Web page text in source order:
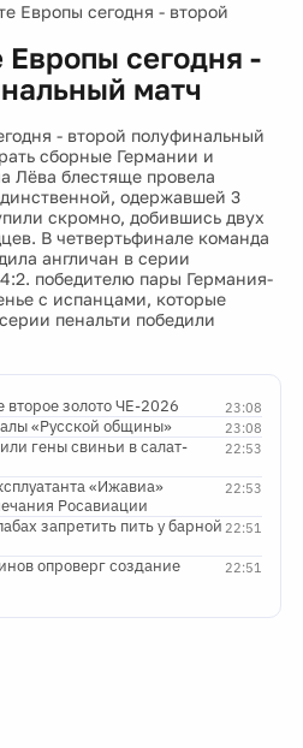
Европы сегодня - второй
сегодня -
матч
- второй полуфинальный
сборные Германии и
Лёва блестяще провела
одержавшей 3
скромно, добившись двух
В четвертьфинале команда
англичан в серии
победителю пары Германия-
с испанцами, которые
пенальти победили
23:08
второе золото ЧЕ-2026
23:08
«Русской общины»
22:53
гены свиньи в салат-
22:53
«Ижавиа»
Росавиации
22:51
запретить пить у барной
22:51
опроверг создание